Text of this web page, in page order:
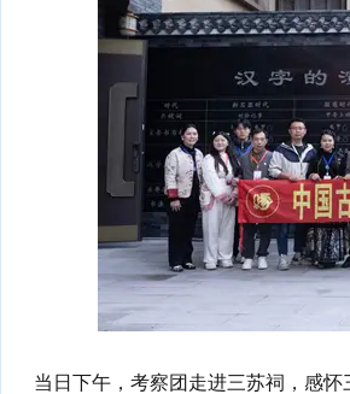
当日下午，考察团走进三苏祠，感